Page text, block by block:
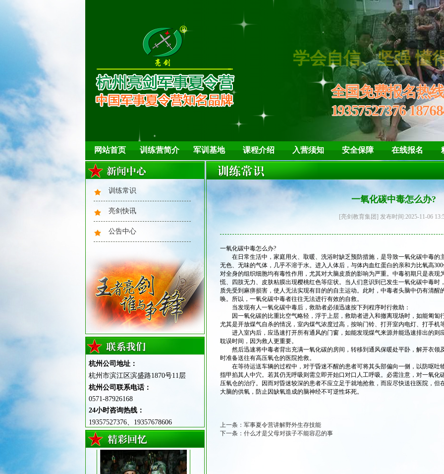
全国免费报名热
19357527376
网站首页 训练营简介 军训基地 课程介绍 入营须知 安全保障 在线报名
训练常识
亮剑快讯
公告中心
杭州公司地址：
杭州市滨江区滨盛路1870号11层
杭州公司联系电话：
0571-87926168
24小时咨询热线：
19357527376、19357678606
真正的技术！
素质拓展
我也是小小军人啦
给父母行军礼
训练我们是认真哒
一氧化碳中毒怎么办?
[亮剑教育集团] 发布时间:2025-11-06
一氧化碳中毒怎么办?
在日常生活中，家庭用火、取暖、洗浴时缺乏预防措施，是导致一氧化碳中毒的
无色、无味的气体，几乎不溶于水。进入人体后，与体内血红蛋白的亲和力比氧高
对全身的组织细胞均有毒性作用，尤其对大脑皮质的影响为严重。中毒初期只是表
慌、四肢无力、皮肤粘膜出现樱桃红色等症状。当人们意识到已发生一氧化碳中毒
质先受到麻痹损害，使人无法实现有目的的自主运动。此时，中毒者头脑中仍有清
唤。所以，一氧化碳中毒者往往无法进行有效的自救。
当发现有人一氧化碳中毒后，救助者必须迅速按下列程序时行救助：
因一氧化碳的比重比空气略轻，浮于上层，救助者进入和撤离现场时，如能匍匐
尤其是开放煤气自杀的情况，室内煤气浓度过高，按响门铃、打开室内电灯、打手机
进入室内后，应迅速打开所有通风的门窗，如能发现煤气来源并能迅速排出的则
耽误时间，因为救人更重要。
然后迅速将中毒者背出充满一氧化碳的房间，转移到通风保暖处平卧，解开衣领
时准备送往有高压氧仓的医院抢救。
在等待运送车辆的过程中，对于昏迷不醒的患者可将其头部偏向一侧，以防呕吐
指甲掐其人中穴。若其仍无呼吸则需立即开始口对口人工呼吸。必需注意，对一氧
压氧仓的治疗。因而对昏迷较深的患者不应立足于就地抢救，而应尽快送往医院，
大脑的供氧，防止因缺氧造成的脑神经不可逆性坏死。
上一条： 军事夏令营讲解野外生存技能
下一条： 什么才是父母对孩子不能容忍的事